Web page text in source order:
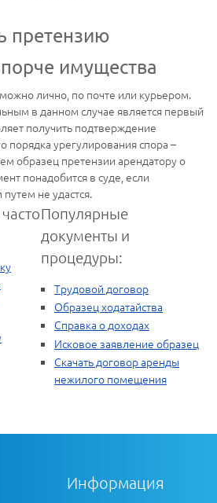
претензию
имущества
лично, по почте или курьером.
в данном случае является первый
получить подтверждение
порядка урегулирования спора –
образец претензии арендатору о
понадобится в суде, если
не удастся.
Популярные
документы и
процедуры:
Трудовой договор
Образец ходатайства
Справка о доходах
Исковое заявление образец
Скачать договор аренды
нежилого помещения
Информация